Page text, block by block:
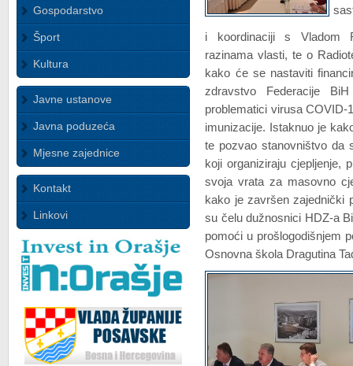
Gospodarstvo
Šport
Kultura
Javne ustanove
Javna poduzeća
Mjesne zajednice
Kontakt
Linkovi
i koordinaciji s Vladom
razinama vlasti, te o
kako će se nastaviti
zdravstvo Federacije
problematici virusa COVID-
imunizacije. Istaknuo je
te pozvao stanovništvo da
koji organiziraju cjepljenje,
svoja vrata za masovno
kako je završen zajednički
su čelu dužnosnici HDZ-a
pomoći u prošlogodišnjem
Osnovna škola Dragutina